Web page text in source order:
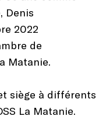
Denis
2022
de
Matanie.
siège à différents
La Matanie.